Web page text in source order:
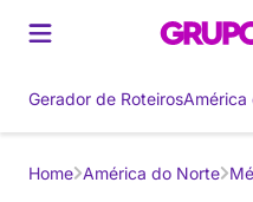
Gerador de RoteirosAmérica
Home América do Norte